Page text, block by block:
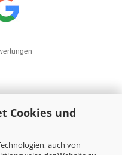
Cookies und
auch von